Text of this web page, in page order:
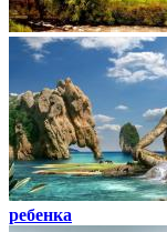
ребенка